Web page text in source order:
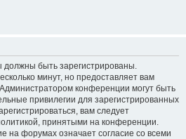
быть зарегистрированы.
минут, но предоставляет вам
конференции могут быть
привилегии для зарегистрированных
вам следует
принятыми на конференции.
на форумах означает согласие со всеми